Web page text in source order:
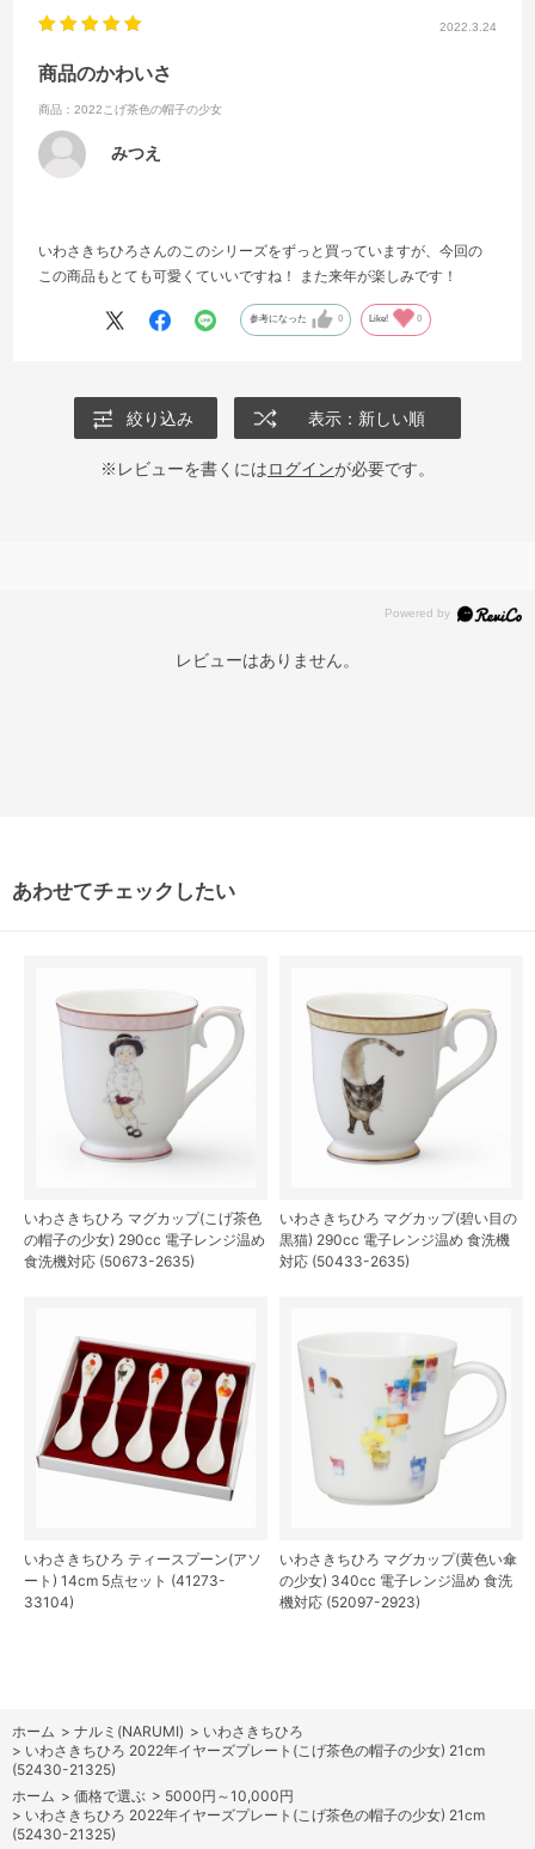
2022.3.24
商品のかわいさ
商品：2022こげ茶色の帽子の少女
みつえ
いわさきちひろさんのこのシリーズをずっと買っていますが、今回の
この商品もとても可愛くていいですね！ また来年が楽しみです！
参考になった 0 Like! 0
絞り込み 表示：新しい順
※レビューを書くにはログインが必要です。
レビューはありません。
あわせてチェックしたい
いわさきちひろ マグカップ(こげ茶色
の帽子の少女) 290cc 電子レンジ温め
食洗機対応 (50673-2635)
いわさきちひろ マグカップ(碧い目の
黒猫) 290cc 電子レンジ温め 食洗機
対応 (50433-2635)
いわさきちひろ ティースプーン(アソ
ート) 14cm 5点セット (41273-
33104)
いわさきちひろ マグカップ(黄色い傘
の少女) 340cc 電子レンジ温め 食洗
機対応 (52097-2923)
ホーム > ナルミ(NARUMI) > いわさきちひろ
> いわさきちひろ 2022年イヤーズプレート(こげ茶色の帽子の少女) 21cm
(52430-21325)
ホーム > 価格で選ぶ > 5000円～10,000円
> いわさきちひろ 2022年イヤーズプレート(こげ茶色の帽子の少女) 21cm
(52430-21325)